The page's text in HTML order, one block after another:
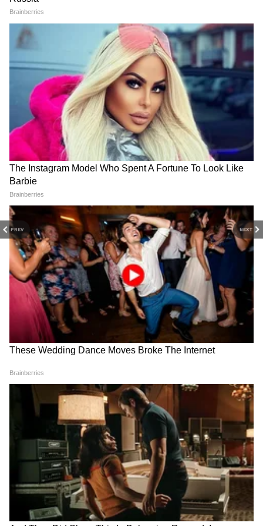
PREV NEXT
Related Articles
इंधन दरवाढीचा स्कूल बस सेवेला फटका; आठवड्यातून 3
दिवसच शाळा भरण्याची संघटनेची मागणी
Pune Jamavbandi : पुण्यात 14 दिवस जमावबंदी लागू;
इंधन बचतीसाठी महापालिकेचे कठोर आदेश, अधिकाऱ्यांना
‘कारपूलिंग’ सक्तीचे
पगार खात्यात जमा होताच, त्यातली २०% रक्कम
दुसऱ्या बँक अकाउंटमध्ये ट्रान्सफर करा.
तुमचा पगार ३० हजार असेल, तर किमान ६ हजार रुपये
ऑटो-सेव्हिंग मोडमध्ये टाका.
ज्या अकाउंटला UPI लिंक आहे, त्यात मर्यादित पैसे
जेव्हा पैसा नजरेसमोर नसतो, तेव्हा तो खर्चही कमी
होतो. ही ट्रिक सगळ्यात जास्त प्रभावी ठरते.
फक्त १००० रुपयांपासून का होईना, पण SIP सुरू करा
विवेक पानमंद हे आशियानेट न्युज मराठी येथे कंटेंट राईटर म्हणून कार्यरत
आहेत. ते राजकीय आणि महाराष्ट्रातील घडामोडींचं वार्तांकन करतात. त्यांनी
रानडे इन्स्टिट्युट येथून पत्रकारितेचे पदव्युत्तर शिक्षण पूर्ण केलं आहे. विवेक
यांनी अर्थसाक्षर. कॉम येथे संपादक, तसेच दैनिक सकाळ येथे उपसंपादक
म्हणून काम पाहिलं आहे.
Follow Us
RECOMMENDED STORIES